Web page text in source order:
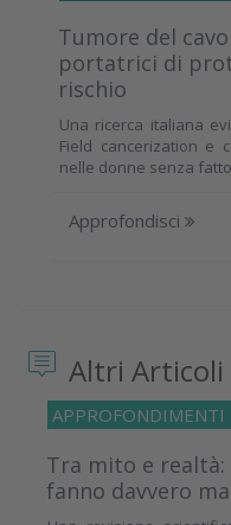
Tumore del
portatrici di
rischio
Una ricerca italiana
Field cancerization e
nelle donne senza
Approfondisci
Altri Articoli
APPROFONDIMENTI
Tra mito e realtà:
fanno davvero